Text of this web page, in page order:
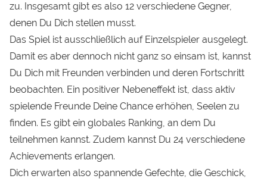
zu. Insgesamt gibt es also 12 verschiedene Gegner,
denen Du Dich stellen musst.
Das Spiel ist ausschließlich auf Einzelspieler ausgelegt.
Damit es aber dennoch nicht ganz so einsam ist, kannst
Du Dich mit Freunden verbinden und deren Fortschritt
beobachten. Ein positiver Nebeneffekt ist, dass aktiv
spielende Freunde Deine Chance erhöhen, Seelen zu
finden. Es gibt ein globales Ranking, an dem Du
teilnehmen kannst. Zudem kannst Du 24 verschiedene
Achievements erlangen.
Dich erwarten also spannende Gefechte, die Geschick,